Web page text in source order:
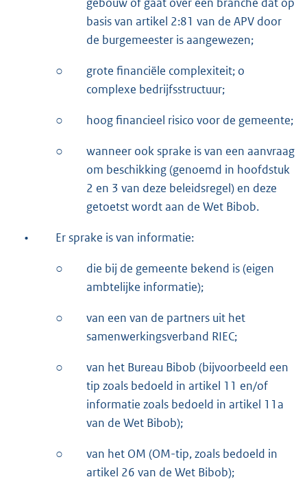
basis van artikel 2:81 van de APV door
de burgemeester is aangewezen;
○
grote financiële complexiteit; o
complexe bedrijfsstructuur;
○ hoog financieel risico voor de gemeente;
○
wanneer ook sprake is van een aanvraag
om beschikking (genoemd in hoofdstuk
2 en 3 van deze beleidsregel) en deze
getoetst wordt aan de Wet Bibob.
• Er sprake is van informatie:
○
die bij de gemeente bekend is (eigen
ambtelijke informatie);
○
van een van de partners uit het
samenwerkingsverband RIEC;
○
van het Bureau Bibob (bijvoorbeeld een
tip zoals bedoeld in artikel 11 en/of
informatie zoals bedoeld in artikel 11a
van de Wet Bibob);
○
van het OM (OM-tip, zoals bedoeld in
artikel 26 van de Wet Bibob);